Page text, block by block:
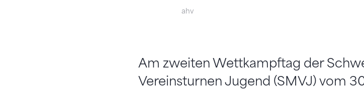
ahv
Am zweiten Wettkampftag der
Vereinsturnen Jugend (SMVJ) vom